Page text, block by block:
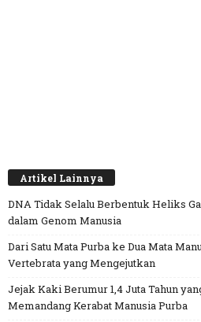
Artikel Lainnya
DNA Tidak Selalu Berbentuk Heliks
dalam Genom Manusia
Dari Satu Mata Purba ke Dua Mata
Vertebrata yang Mengejutkan
Jejak Kaki Berumur 1,4 Juta Tahun
Memandang Kerabat Manusia Purba